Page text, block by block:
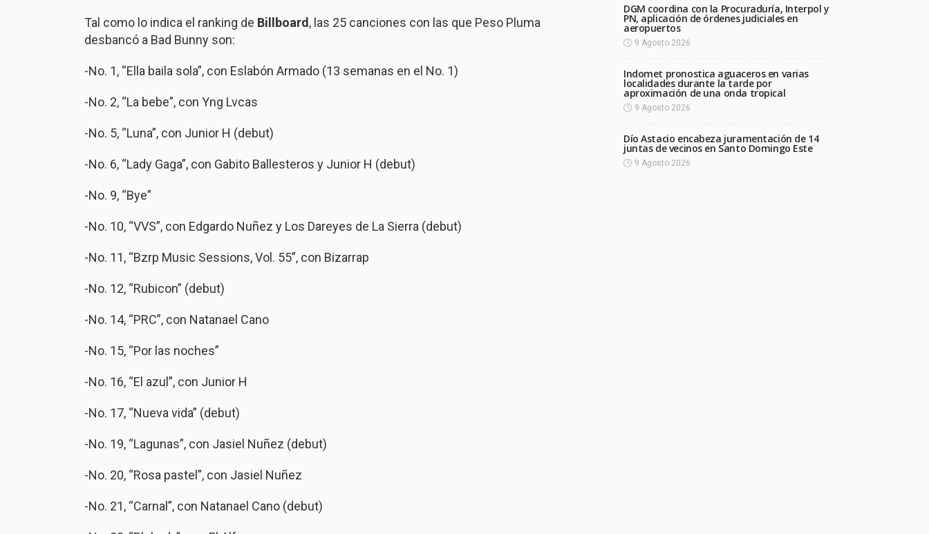
Tal como lo indica el ranking de Billboard, las 25 canciones con las que Peso Pluma
desbancó a Bad Bunny son:
-No. 1, “Ella baila sola”, con Eslabón Armado (13 semanas en el No. 1)
-No. 2, “La bebe”, con Yng Lvcas
-No. 5, “Luna”, con Junior H (debut)
-No. 6, “Lady Gaga”, con Gabito Ballesteros y Junior H (debut)
-No. 9, “Bye”
-No. 10, “VVS”, con Edgardo Nuñez y Los Dareyes de La Sierra (debut)
-No. 11, “Bzrp Music Sessions, Vol. 55”, con Bizarrap
-No. 12, “Rubicon” (debut)
-No. 14, “PRC”, con Natanael Cano
-No. 15, “Por las noches”
-No. 16, “El azul”, con Junior H
-No. 17, “Nueva vida” (debut)
-No. 19, “Lagunas”, con Jasiel Nuñez (debut)
-No. 20, “Rosa pastel”, con Jasiel Nuñez
-No. 21, “Carnal”, con Natanael Cano (debut)
DGM coordina con la Procuraduría, Interpol y
PN, aplicación de órdenes judiciales en
aeropuertos
9 Agosto 2026
Indomet pronostica aguaceros en varias
localidades durante la tarde por
aproximación de una onda tropical
9 Agosto 2026
Dío Astacio encabeza juramentación de 14
juntas de vecinos en Santo Domingo Este
9 Agosto 2026